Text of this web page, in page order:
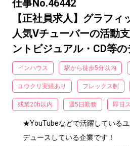
仕事No.46442
【正社員求人】グラフィ
人気Vチューバーの活動
ントビジュアル・CD等
インハウス 駅から徒歩5分以内
ユウクリ実績あり フレックス制
残業20h以内 週5日勤務 即日
★YouTubeなどで活躍している
デュースしている企業です！